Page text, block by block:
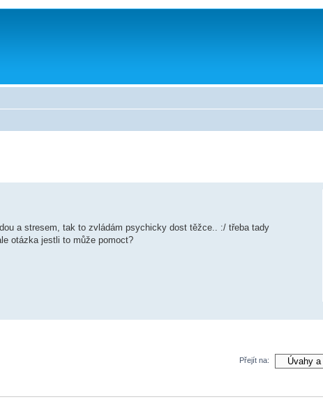
a stresem, tak to zvládám psychicky dost těžce.. :/ třeba tady
otázka jestli to může pomoct?
Přejít na: